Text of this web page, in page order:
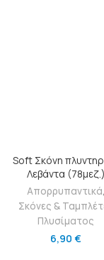
ΠΡΟΣΘΉΚΗ ΣΤΟ
Soft Σκόνη
Λεβάντα (78μεζ.)
Απορρυπαντικά,
Σκόνες &
Πλυσίματος
6,90€